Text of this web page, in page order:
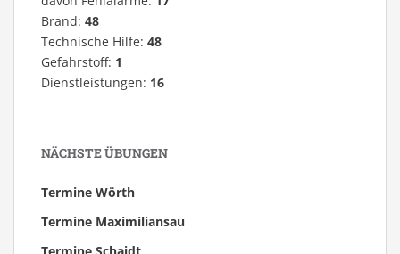
Brand: 48
Technische Hilfe: 48
Gefahrstoff: 1
Dienstleistungen: 16
NÄCHSTE ÜBUNGEN
Termine Wörth
Termine Maximiliansau